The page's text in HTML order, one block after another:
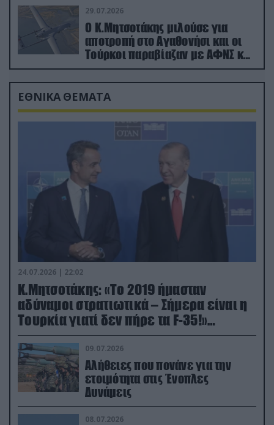
29.07.2026
Ο Κ.Μητσοτάκης μιλούσε για
αποτροπή στο Αγαθονήσι και οι
Τούρκοι παραβίαζαν με ΑΦΝΣ και
drone
ΕΘΝΙΚΑ ΘΕΜΑΤΑ
24.07.2026 | 22:02
Κ.Μητσοτάκης: «Το 2019 ήμασταν
αδύναμοι στρατιωτικά – Σήμερα είναι η
Τουρκία γιατί δεν πήρε τα F-35!»
(βίντεο)
09.07.2026
Αλήθειες που πονάνε για την
ετοιμότητα στις Ένοπλες
Δυνάμεις
08.07.2026